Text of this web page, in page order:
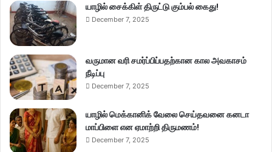
யாழில் சைக்கிள் திருட்டு கும்பல் கைது!
December 7, 2025
வருமான வரி சமர்ப்பிப்பதற்கான கால அவகாசம்
நீடிப்பு
December 7, 2025
யாழில் மெக்கானிக் வேலை செய்தவனை கனடா
மாப்பிளை என ஏமாற்றி திருமணம்!
December 7, 2025